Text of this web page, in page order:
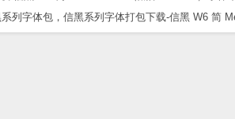
列字体包，信黑系列字体打包下载-信黑 W6 简